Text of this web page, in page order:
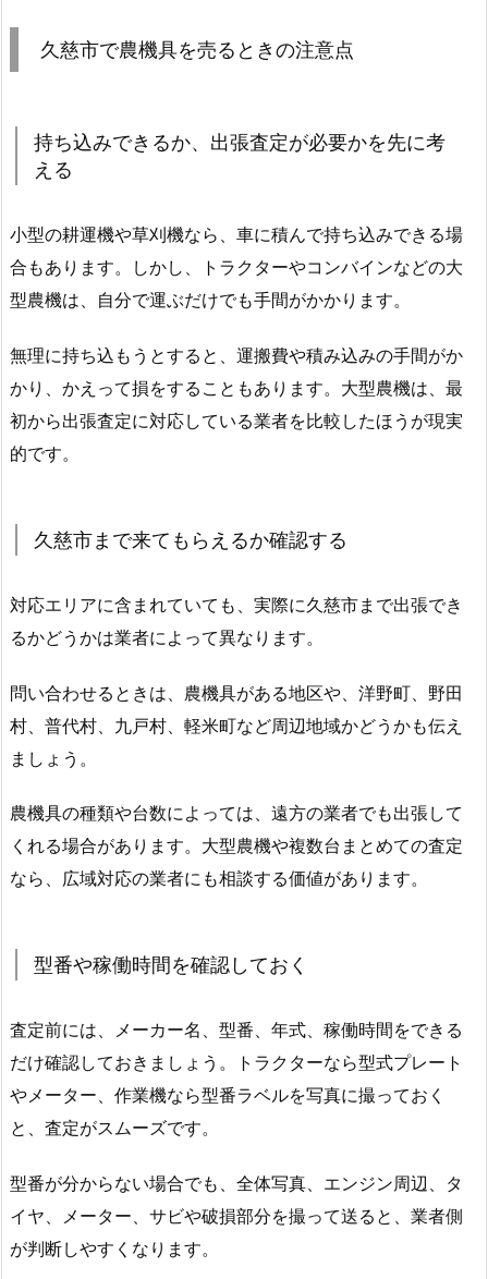
久慈市で農機具を売るときの注意点
持ち込みできるか、出張査定が必要かを先に考
える
小型の耕運機や草刈機なら、車に積んで持ち込みできる場
合もあります。しかし、トラクターやコンバインなどの大
型農機は、自分で運ぶだけでも手間がかかります。
無理に持ち込もうとすると、運搬費や積み込みの手間がか
かり、かえって損をすることもあります。大型農機は、最
初から出張査定に対応している業者を比較したほうが現実
的です。
久慈市まで来てもらえるか確認する
対応エリアに含まれていても、実際に久慈市まで出張でき
るかどうかは業者によって異なります。
問い合わせるときは、農機具がある地区や、洋野町、野田
村、普代村、九戸村、軽米町など周辺地域かどうかも伝え
ましょう。
農機具の種類や台数によっては、遠方の業者でも出張して
くれる場合があります。大型農機や複数台まとめての査定
なら、広域対応の業者にも相談する価値があります。
型番や稼働時間を確認しておく
査定前には、メーカー名、型番、年式、稼働時間をできる
だけ確認しておきましょう。トラクターなら型式プレート
やメーター、作業機なら型番ラベルを写真に撮っておく
と、査定がスムーズです。
型番が分からない場合でも、全体写真、エンジン周辺、タ
イヤ、メーター、サビや破損部分を撮って送ると、業者側
が判断しやすくなります。